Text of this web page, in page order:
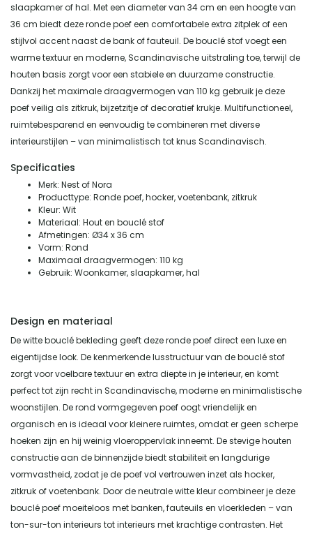
slaapkamer of hal. Met een diameter van 34 cm en een hoogte van
36 cm biedt deze ronde poef een comfortabele extra zitplek of een
stijlvol accent naast de bank of fauteuil. De bouclé stof voegt een
warme textuur en moderne, Scandinavische uitstraling toe, terwijl de
houten basis zorgt voor een stabiele en duurzame constructie.
Dankzij het maximale draagvermogen van 110 kg gebruik je deze
poef veilig als zitkruk, bijzetzitje of decoratief krukje. Multifunctioneel,
ruimtebesparend en eenvoudig te combineren met diverse
interieurstijlen – van minimalistisch tot knus Scandinavisch.
Specificaties
Merk: Nest of Nora
Producttype: Ronde poef, hocker, voetenbank, zitkruk
Kleur: Wit
Materiaal: Hout en bouclé stof
Afmetingen: Ø34 x 36 cm
Vorm: Rond
Maximaal draagvermogen: 110 kg
Gebruik: Woonkamer, slaapkamer, hal
Design en materiaal
De witte bouclé bekleding geeft deze ronde poef direct een luxe en
eigentijdse look. De kenmerkende lusstructuur van de bouclé stof
zorgt voor voelbare textuur en extra diepte in je interieur, en komt
perfect tot zijn recht in Scandinavische, moderne en minimalistische
woonstijlen. De rond vormgegeven poef oogt vriendelijk en
organisch en is ideaal voor kleinere ruimtes, omdat er geen scherpe
hoeken zijn en hij weinig vloeroppervlak inneemt. De stevige houten
constructie aan de binnenzijde biedt stabiliteit en langdurige
vormvastheid, zodat je de poef vol vertrouwen inzet als hocker,
zitkruk of voetenbank. Door de neutrale witte kleur combineer je deze
bouclé poef moeiteloos met banken, fauteuils en vloerkleden – van
ton-sur-ton interieurs tot interieurs met krachtige contrasten. Het